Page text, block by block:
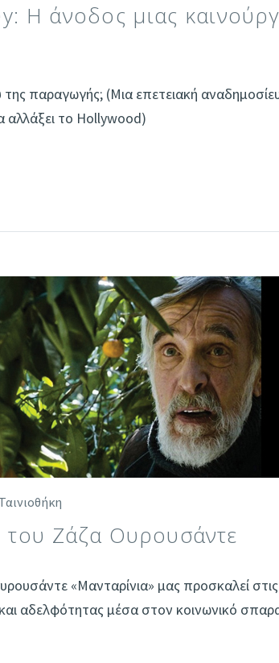
Η άνοδος μιας
παραγωγής; (Μια επετειακή
το Hollywood)
Ταινιοθήκη
του Ζάζα Ουρουσάντε
«Μανταρίνια» μας προσκαλεί στις
αδελφότητας μέσα στον κοινωνικό